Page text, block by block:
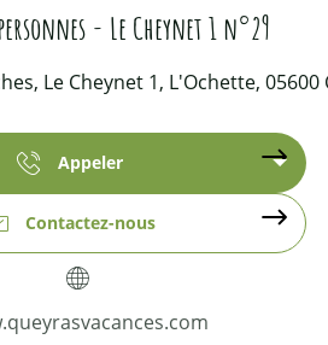
- Le Cheynet 1 n°29
Le Cheynet 1, L'Ochette, 05600
Appeler
Contactez-nous